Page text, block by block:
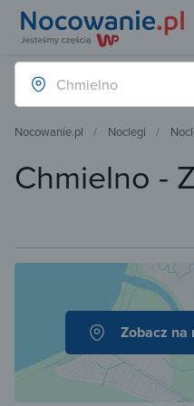
Nocowanie.pl Noclegi
Chmielno -
Zobacz na